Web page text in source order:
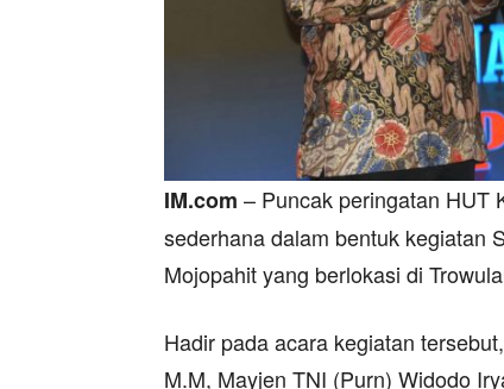
IM.com – Puncak peringatan HUT
sederhana dalam bentuk kegiatan
Mojopahit yang berlokasi di
Hadir pada acara kegiatan
M.M, Mayjen TNI (Purn) Widodo